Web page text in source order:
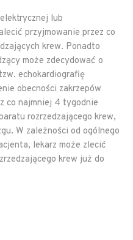
lub
przyjmowanie przez co
krew. Ponadto
może zdecydować o
echokardiografię
obecności zakrzepów
co najmniej 4 tygodnie
rozrzedzającego krew,
W zależności od ogólnego
lekarz może zlecić
krew już do